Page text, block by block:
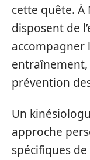
cette quête. À
disposent de
accompagner
prévention
Un
approche
spécifiques